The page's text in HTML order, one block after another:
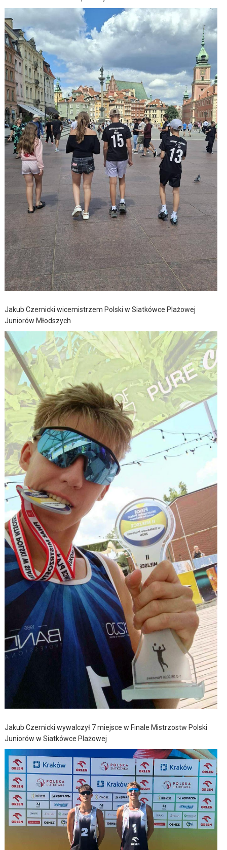
Jakub Czernicki wicemistrzem Polski w Siatkówce Plażowej
Juniorów Młodszych
Jakub Czernicki wywalczył 7 miejsce w Finale Mistrzostw Polski
Juniorów w Siatkówce Plażowej